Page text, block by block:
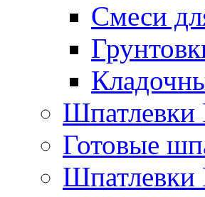
Смеси
Шпатлевки
Готовые